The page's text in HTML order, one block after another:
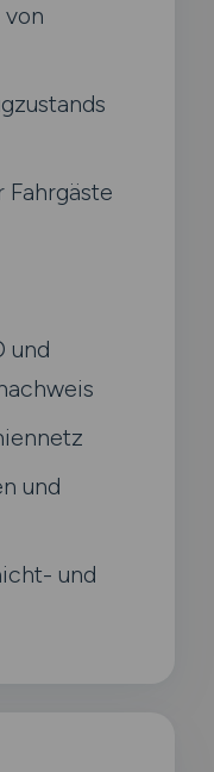
von
Fahrgäste
und
und
und